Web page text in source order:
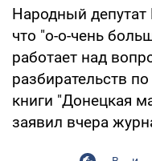
Народный депутат
что "о-о-чень
работает над
разбирательств
книги "Донецкая
заявил вчера